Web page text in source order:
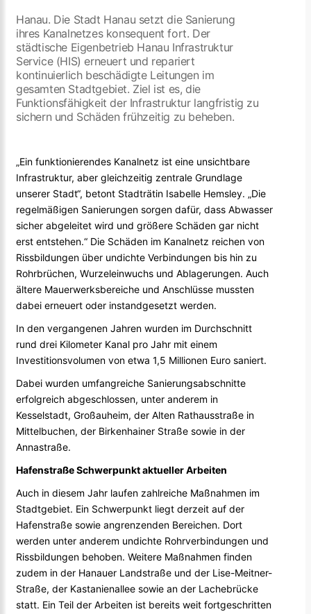
Hanau. Die Stadt Hanau setzt die Sanierung
ihres Kanalnetzes konsequent fort. Der
städtische Eigenbetrieb Hanau Infrastruktur
Service (HIS) erneuert und repariert
kontinuierlich beschädigte Leitungen im
gesamten Stadtgebiet. Ziel ist es, die
Funktionsfähigkeit der Infrastruktur langfristig zu
sichern und Schäden frühzeitig zu beheben.
„Ein funktionierendes Kanalnetz ist eine unsichtbare
Infrastruktur, aber gleichzeitig zentrale Grundlage
unserer Stadt“, betont Stadträtin Isabelle Hemsley. „Die
regelmäßigen Sanierungen sorgen dafür, dass Abwasser
sicher abgeleitet wird und größere Schäden gar nicht
erst entstehen.“ Die Schäden im Kanalnetz reichen von
Rissbildungen über undichte Verbindungen bis hin zu
Rohrbrüchen, Wurzeleinwuchs und Ablagerungen. Auch
ältere Mauerwerksbereiche und Anschlüsse mussten
dabei erneuert oder instandgesetzt werden.
In den vergangenen Jahren wurden im Durchschnitt
rund drei Kilometer Kanal pro Jahr mit einem
Investitionsvolumen von etwa 1,5 Millionen Euro saniert.
Dabei wurden umfangreiche Sanierungsabschnitte
erfolgreich abgeschlossen, unter anderem in
Kesselstadt, Großauheim, der Alten Rathausstraße in
Mittelbuchen, der Birkenhainer Straße sowie in der
Annastraße.
Hafenstraße Schwerpunkt aktueller Arbeiten
Auch in diesem Jahr laufen zahlreiche Maßnahmen im
Stadtgebiet. Ein Schwerpunkt liegt derzeit auf der
Hafenstraße sowie angrenzenden Bereichen. Dort
werden unter anderem undichte Rohrverbindungen und
Rissbildungen behoben. Weitere Maßnahmen finden
zudem in der Hanauer Landstraße und der Lise-Meitner-
Straße, der Kastanienallee sowie an der Lachebrücke
statt. Ein Teil der Arbeiten ist bereits weit fortgeschritten